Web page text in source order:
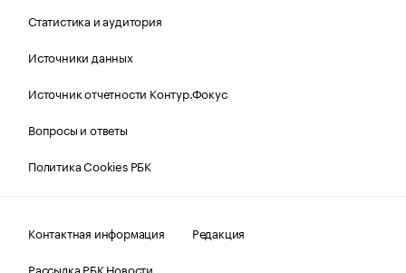
Статистика и аудитория
Источники данных
Источник отчетности Контур.Фокус
Вопросы и ответы
Политика Cookies РБК
Контактная информация
Редакция
Рассылка РБК Новости